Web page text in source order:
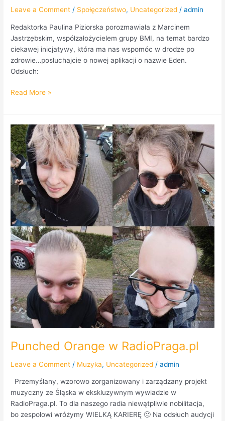
Leave a Comment / Społęczeństwo, Uncategorized /admin
Redaktorka Paulina Piziorska porozmawiała z Marcinem
Jastrzębskim, współzałożycielem grupy BMI, na temat bardzo
ciekawej inicjatywy, która ma nas wspomóc w drodze po
zdrowie…posłuchajcie o nowej aplikacji o nazwie Eden.
Odsłuch:
Read More »
Punched Orange w RadioPraga.pl
Leave a Comment / Muzyka, Uncategorized /admin
Przemyślany, wzorowo zorganizowany i zarządzany projekt
muzyczny ze Śląska w ekskluzywnym wywiadzie w
RadioPraga.pl. To dla naszego radia niewątpliwie nobilitacja,
bo zespołowi wróżymy WIELKĄ KARIERĘ 🙂 Na odsłuch audycji
Punched
Orange
w
RadioPraga.pl